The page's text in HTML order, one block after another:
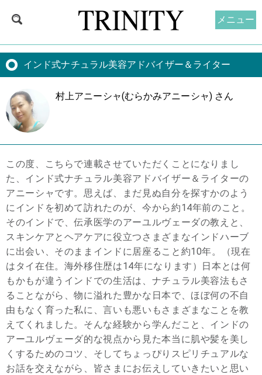
インド式ナチュラル美容アドバイザー＆ライター
村上アニーシャ(むらかみアニーシャ) さん
この度、こちらで連載させていただくことになりまし
た、インド式ナチュラル美容アドバイザー＆ライターの
アニーシャです。思えば、まだ見ぬ自分を探すかのよう
にインドを初めて訪れたのが、今から約14年前のこと。
そのインドで、伝承医学のアーユルヴェーダの教えと、
スキンケアとヘアケアに役立つさまざまなインドハーブ
に出会い、そのままインドに居座ること約10年。（現在
はタイ在住。海外移住歴は14年になります）日本とは何
もかもが違うインドでの生活は、ナチュラル美容法もさ
ることながら、物に溢れた豊かな日本で、ほぼ何の不自
由もなく育った私に、言いも悪いもさまざまなことを教
えてくれました。そんな経験から学んだこと、インドの
アーユルヴェーダ的な視点から見た本当に肌や髪を美し
くするためのコツ、そしてちょっぴりスピリチュアルな
お話を交えながら、皆さまにお伝えしていきたいと思い
メニュー